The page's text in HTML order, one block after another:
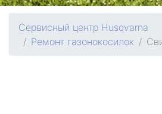
Сервисный центр Husqvarna
Ремонт газонокосилок